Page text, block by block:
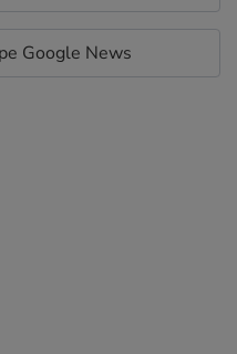
Google News